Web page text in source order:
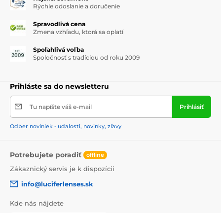
Rýchle odoslanie a doručenie
Spravodlivá cena
Zmena vzhľadu, ktorá sa oplatí
Spoľahlivá voľba
Spoločnosť s tradíciou od roku 2009
Prihláste sa do newsletteru
Tu napíšte váš e-mail Prihlásiť
Odber noviniek - udalosti, novinky, zľavy
Potrebujete poradiť offline
Zákaznický servis je k dispozícii
info@luciferlenses.sk
Kde nás nájdete